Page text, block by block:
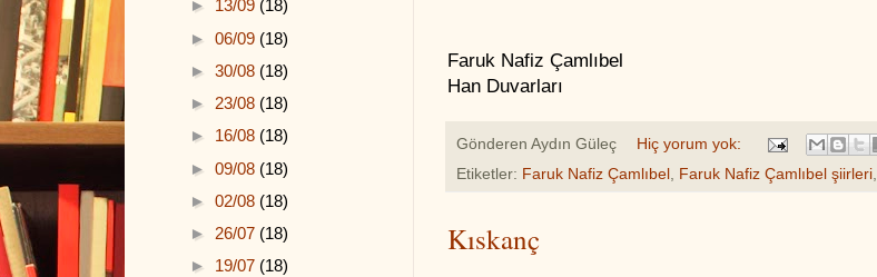
Faruk Nafiz Çamlıbel
Han Duvarları
Gönderen Aydın Güleç
Hiç yorum yok:
Etiketler: Faruk Nafiz Çamlıbel , Faruk Nafiz Çamlıbel şiirleri,
Kıskanç
► 13/09 (18)
► 06/09 (18)
► 30/08 (18)
► 23/08 (18)
► 16/08 (18)
► 09/08 (18)
► 02/08 (18)
► 26/07 (18)
► 19/07 (18)